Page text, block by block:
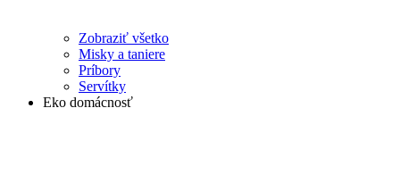
Zobraziť všetko
Misky a taniere
Príbory
Servítky
Eko domácnosť